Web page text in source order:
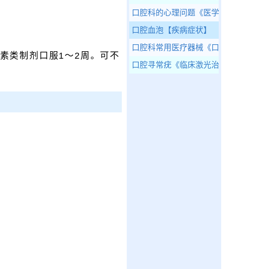
类制剂口服1～2周。可不
口腔科的心理问题 《医学心理学》
口腔血泡 【疾病症状】
口腔科常用医疗器械 《口腔科学》
口腔寻常疣 《临床激光治疗学》